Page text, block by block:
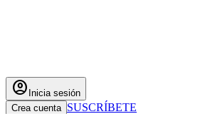
account_circle Inicia sesión
Crea cuenta SUSCRÍBETE